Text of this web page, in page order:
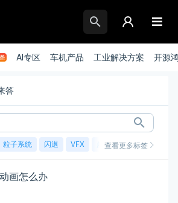
AI专区 车机产品 工业解决方案 开源
答
粒子系统 闪退 VFX 崩溃 账号 渲染
查看更多标签
画怎么办